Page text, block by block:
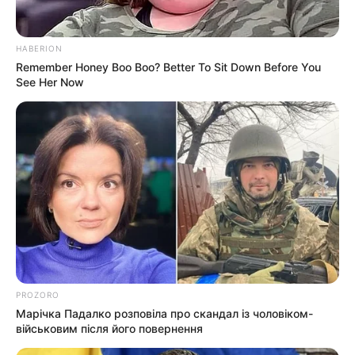
Партнерські матеріали
Події
Політика
Спорт
Схеми
[wp-rss-aggregator id="2"]
HABERION
Remember Honey Boo Boo? Better To Sit Down Before You
See Her Now
PROZORO
Марічка Падалко розповіла про скандал із чоловіком-
військовим після його повернення